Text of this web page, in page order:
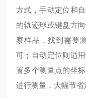
方式，手动定位和
的轨迹球或键盘方
察样品，找到需要
可；自动定位则适
置多个测量点的坐
进行测量，大幅节省